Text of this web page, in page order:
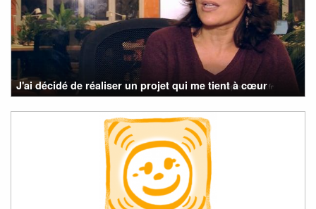
J'ai décidé de réaliser un projet qui me tient à cœur